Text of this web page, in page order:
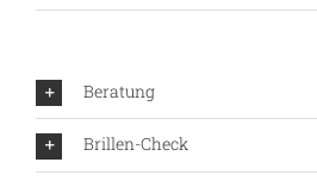
Beratung
Brillen-Check